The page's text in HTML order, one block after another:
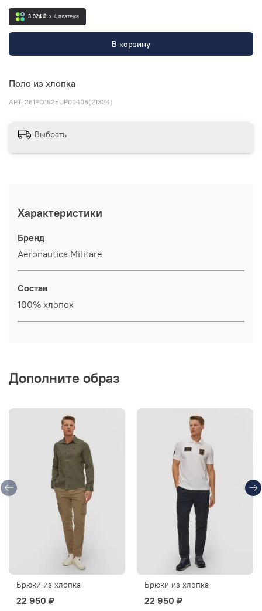
Поло из хлопка
АРТ. 261PO1925UP00406(21324)
3 924 ₽ x 4 платежа
В корзину
Выбрать
Характеристики
Бренд
Aeronautica Militare
Состав
100% хлопок
Дополните образ
Брюки из хлопка
22 950 ₽
Брюки из хлопка
22 950 ₽